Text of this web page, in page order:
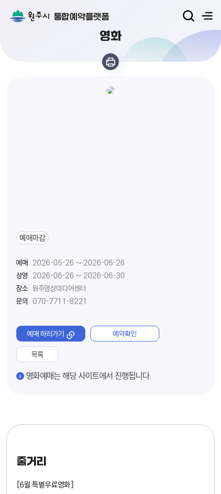
통합예약플랫폼
영화
예매마감
예매 2026-05-26 ~ 2026-06-26
상영 2026-06-26 ~ 2026-06-30
장소 원주영상미디어센터
문의 070-7711-8221
예매 하러가기 예약확인
목록
영화예매는 해당 사이트에서 진행됩니다.
줄거리
[6월 특별무료영화]